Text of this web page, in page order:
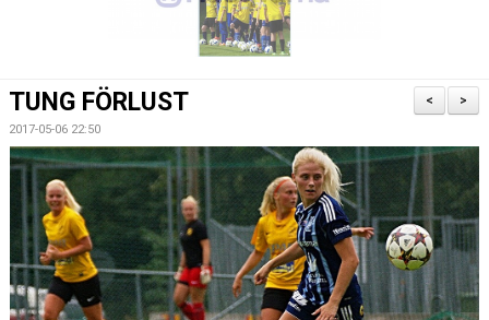
BILDGALLERI
DOKUMENT
KONTAKT
MATCHER
SPONSORHUSET
>
<
TUNG FÖRLUST
2017-05-06 22:50